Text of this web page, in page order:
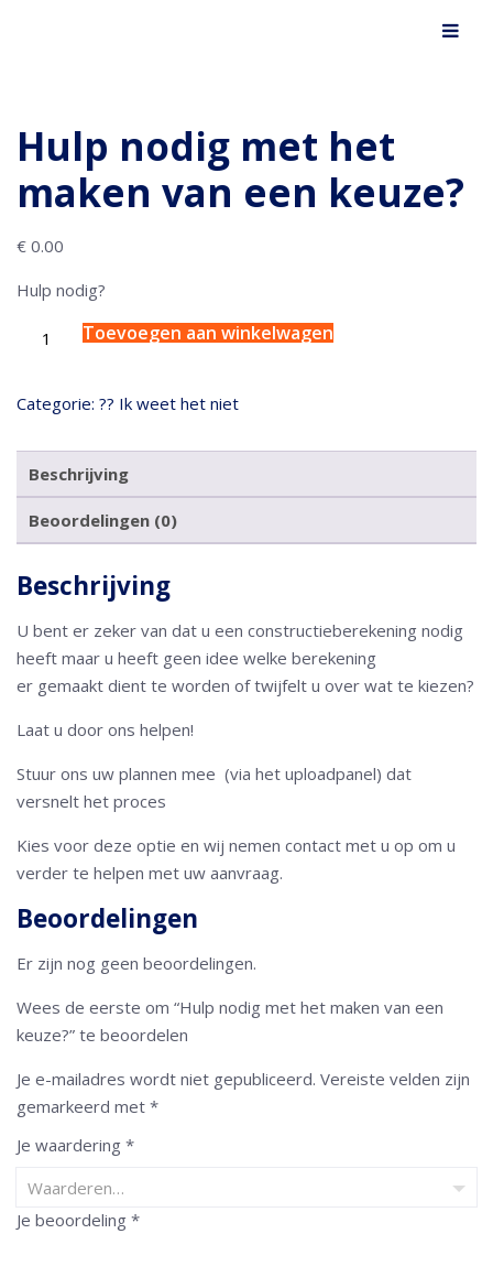
Hulp nodig met het
maken van een keuze?
€ 0.00
Hulp nodig?
Toevoegen aan winkelwagen
Categorie: ?? Ik weet het niet
Beschrijving
Beoordelingen (0)
Beschrijving
U bent er zeker van dat u een constructieberekening nodig
heeft maar u heeft geen idee welke berekening
er gemaakt dient te worden of twijfelt u over wat te kiezen?
Laat u door ons helpen!
Stuur ons uw plannen mee (via het uploadpanel) dat
versnelt het proces
Kies voor deze optie en wij nemen contact met u op om u
verder te helpen met uw aanvraag.
Beoordelingen
Er zijn nog geen beoordelingen.
Wees de eerste om “Hulp nodig met het maken van een
keuze?” te beoordelen
Je e-mailadres wordt niet gepubliceerd. Vereiste velden zijn
gemarkeerd met *
Je waardering *
Je beoordeling *